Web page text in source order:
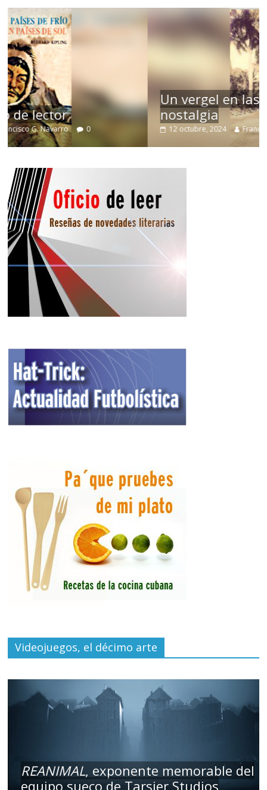
Un vergel en las nieblas de la
nostalgia
12 octubre, 2024 Francisco G. Navarro 0
Videojuegos, el décimo arte
REANIMAL, exponente memorable del
equipo sueco de Tarsier Studios